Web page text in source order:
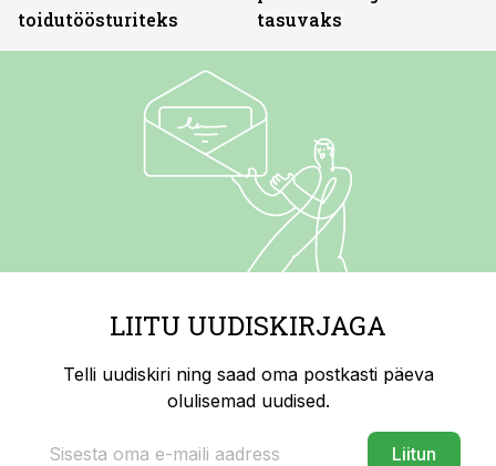
toidutöösturiteks
tasuvaks
LIITU UUDISKIRJAGA
Telli uudiskiri ning saad oma postkasti päeva
olulisemad uudised.
Liitun